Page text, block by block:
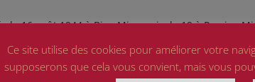
le 16 août 1944 à Bize-Minervois, le 19 à Peyriac-
le 24 , enfin, à Villegailhenc et à Rieux-
déroula dans l’Aude avant la libération totale du
Ce site utilise des cookies pour améliorer votre
supposerons que cela vous convient, mais vous